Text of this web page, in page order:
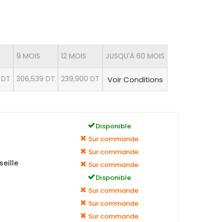
9 MOIS
306,539 DT
12 MOIS
239,900 DT
JUSQU'À 60 MOIS
Voir Conditions
Disponible
Sur commande
Sur commande
Sur commande
Disponible
Sur commande
Sur commande
Sur commande